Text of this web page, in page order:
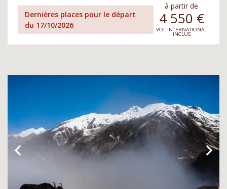
Dernières places pour le départ
du 17/10/2026
à partir de
4 550 €
VOL INTERNATIONAL
INCLUS